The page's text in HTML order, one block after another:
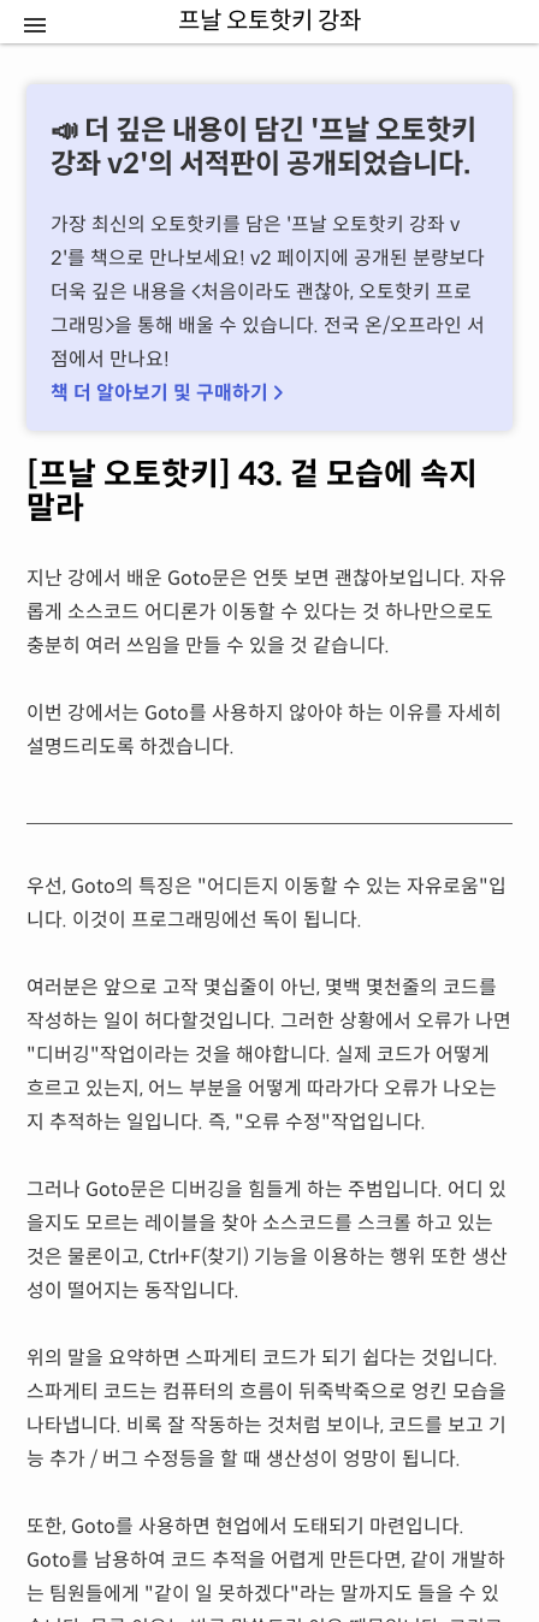
프날 오토핫키 강좌
📣 더 깊은 내용이 담긴 '프날 오토핫키
강좌 v2'의 서적판이 공개되었습니다.
가장 최신의 오토핫키를 담은 '프날 오토핫키 강좌 v
2'를 책으로 만나보세요! v2 페이지에 공개된 분량보다
더욱 깊은 내용을 처음이라도 괜찮아, 오토핫키 프로
그래밍을 통해 배울 수 있습니다. 전국 온/오프라인 서
점에서 만나요!
책 더 알아보기 및 구매하기 
[프날 오토핫키] 43. 겉 모습에 속지
말라
지난 강에서 배운 Goto문은 언뜻 보면 괜찮아보입니다. 자유
롭게 소스코드 어디론가 이동할 수 있다는 것 하나만으로도
충분히 여러 쓰임을 만들 수 있을 것 같습니다.
이번 강에서는 Goto를 사용하지 않아야 하는 이유를 자세히
설명드리도록 하겠습니다.
우선, Goto의 특징은 "어디든지 이동할 수 있는 자유로움"입
니다. 이것이 프로그래밍에선 독이 됩니다.
여러분은 앞으로 고작 몇십줄이 아닌, 몇백 몇천줄의 코드를
작성하는 일이 허다할것입니다. 그러한 상황에서 오류가 나면
"디버깅"작업이라는 것을 해야합니다. 실제 코드가 어떻게
흐르고 있는지, 어느 부분을 어떻게 따라가다 오류가 나오는
지 추적하는 일입니다. 즉, "오류 수정"작업입니다.
그러나 Goto문은 디버깅을 힘들게 하는 주범입니다. 어디 있
을지도 모르는 레이블을 찾아 소스코드를 스크롤 하고 있는
것은 물론이고, Ctrl+F(찾기) 기능을 이용하는 행위 또한 생산
성이 떨어지는 동작입니다.
위의 말을 요약하면 스파게티 코드가 되기 쉽다는 것입니다.
스파게티 코드는 컴퓨터의 흐름이 뒤죽박죽으로 엉킨 모습을
나타냅니다. 비록 잘 작동하는 것처럼 보이나, 코드를 보고 기
능 추가 / 버그 수정등을 할 때 생산성이 엉망이 됩니다.
또한, Goto를 사용하면 현업에서 도태되기 마련입니다.
Goto를 남용하여 코드 추적을 어렵게 만든다면, 같이 개발하
는 팀원들에게 "같이 일 못하겠다"라는 말까지도 들을 수 있